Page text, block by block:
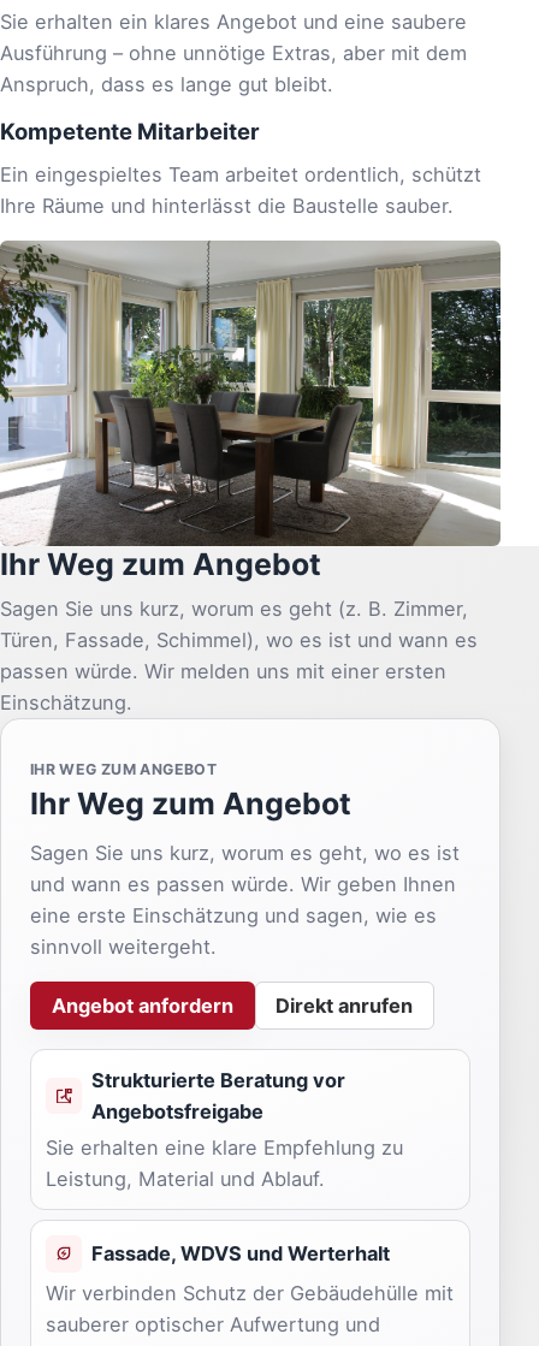
Sie erhalten ein klares Angebot und eine saubere
Ausführung – ohne unnötige Extras, aber mit dem
Anspruch, dass es lange gut bleibt.
Kompetente Mitarbeiter
Ein eingespieltes Team arbeitet ordentlich, schützt
Ihre Räume und hinterlässt die Baustelle sauber.
Ihr Weg zum Angebot
Sagen Sie uns kurz, worum es geht (z. B. Zimmer,
Türen, Fassade, Schimmel), wo es ist und wann es
passen würde. Wir melden uns mit einer ersten
Einschätzung.
IHR WEG ZUM ANGEBOT
Ihr Weg zum Angebot
Sagen Sie uns kurz, worum es geht, wo es ist
und wann es passen würde. Wir geben Ihnen
eine erste Einschätzung und sagen, wie es
sinnvoll weitergeht.
Angebot anfordern Direkt anrufen
Strukturierte Beratung vor
Angebotsfreigabe
Sie erhalten eine klare Empfehlung zu
Leistung, Material und Ablauf.
Fassade, WDVS und Werterhalt
Wir verbinden Schutz der Gebäudehülle mit
sauberer optischer Aufwertung und